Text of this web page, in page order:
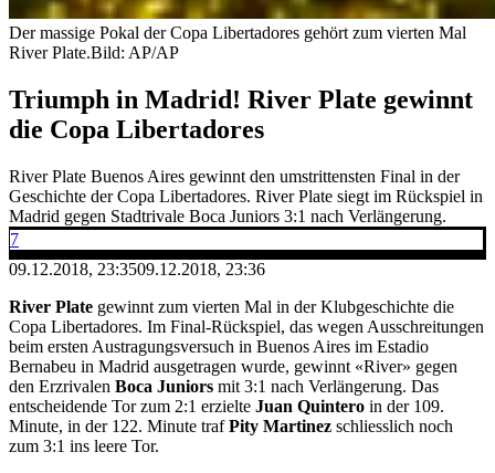
Der massige Pokal der Copa Libertadores gehört zum vierten Mal
River Plate.Bild: AP/AP
Triumph in Madrid! River Plate gewinnt
die Copa Libertadores
River Plate Buenos Aires gewinnt den umstrittensten Final in der
Geschichte der Copa Libertadores. River Plate siegt im Rückspiel in
Madrid gegen Stadtrivale Boca Juniors 3:1 nach Verlängerung.
7
09.12.2018, 23:3509.12.2018, 23:36
River Plate gewinnt zum vierten Mal in der Klubgeschichte die
Copa Libertadores. Im Final-Rückspiel, das wegen Ausschreitungen
beim ersten Austragungsversuch in Buenos Aires im Estadio
Bernabeu in Madrid ausgetragen wurde, gewinnt «River» gegen
den Erzrivalen Boca Juniors mit 3:1 nach Verlängerung. Das
entscheidende Tor zum 2:1 erzielte Juan Quintero in der 109.
Minute, in der 122. Minute trafPity Martinez schliesslich noch
zum 3:1 ins leere Tor.